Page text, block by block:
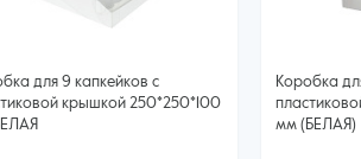
для 9 капкейков с
крышкой 250*250*100
Коробка
мм (БЕЛАЯ)